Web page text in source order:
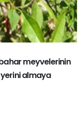
meyvelerinin
almaya